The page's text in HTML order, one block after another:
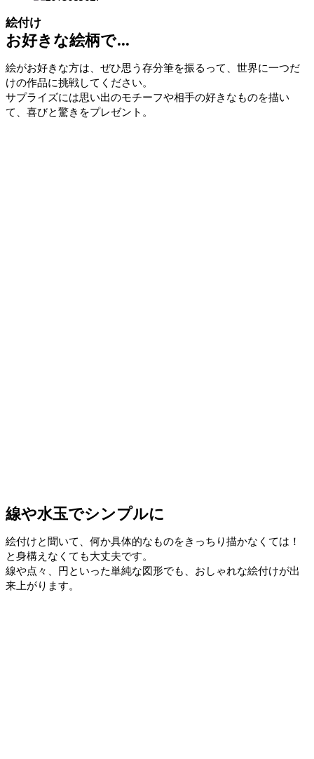
絵付け
お好きな絵柄で…
絵がお好きな方は、ぜひ思う存分筆を振るって、世界に一つだ
けの作品に挑戦してください。
サプライズには思い出のモチーフや相手の好きなものを描い
て、喜びと驚きをプレゼント。
線や水玉でシンプルに
絵付けと聞いて、何か具体的なものをきっちり描かなくては！
と身構えなくても大丈夫です。
線や点々、円といった単純な図形でも、おしゃれな絵付けが出
来上がります。